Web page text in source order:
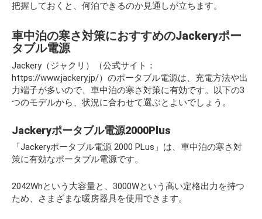
把握しておくと、何泊できるのか見通しが立ちます。
車中泊の寒さ対策におすすめのJackeryポー
タブル電源
Jackery（ジャクリ）（公式サイト：
https://www.jackery.jp/）のポータブル電源は、充電方法や出
力端子が多いので、車中泊の寒さ対策に有効です。以下の3
つのモデルから、状況に合わせて選ぶとよいでしょう。
Jackeryポータブル電源2000Plus
「Jackeryポータブル電源 2000 PLus」は、車中泊の寒さ対
策に有効なポータブル電源です。
2042Whという大容量と、3000Wという高い定格出力を持つ
ため、さまざまな暖房器具を使用できます。